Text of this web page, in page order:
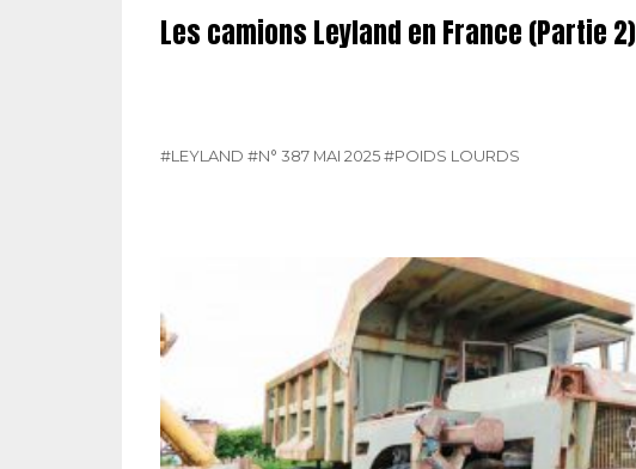
Les camions Leyland en France (Partie 2)
#LEYLAND #N° 387 MAI 2025#POIDS LOURDS